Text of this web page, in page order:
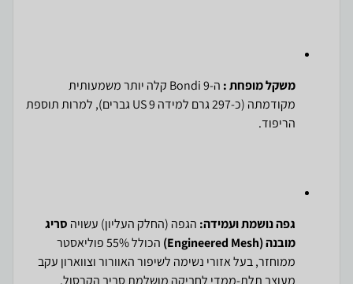
משקל מופחת :
ה-Bondi 9 קלה יותר משמעותית
מקודמתה (כ-297 גרם למידה 9 US גברים), למרות תוספת
הריפוד.
גפה נושמת ועמידה: הגפה (החלק העליון) עשויה סריג
מובנה (Engineered Mesh)
הכולל 55% פוליאסטר
ממוחזר, בעל אזורי נשימה לשיפור האוורור וצווארון עקב